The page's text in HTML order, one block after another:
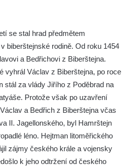
se stal hrad předmětem
biberštejnské rodině. Od roku 1454
a Bedřichovi z Biberštejna.
vyhrál Václav z Biberštejna, po roce
stál za vlády Jiřího z Poděbrad na
Protože však po uzavření
a Bedřich z Biberštejna včas
II. Jagellonského, byl Hamrštejn
léno. Hejtman litoměřického
zájmy českého krále a vojensky
k jeho odtržení od českého